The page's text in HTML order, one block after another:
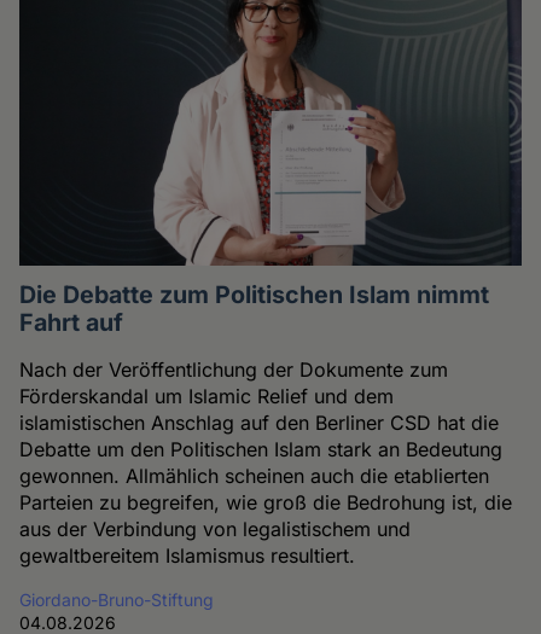
Die Debatte zum Politischen Islam nimmt
Fahrt auf
Nach der Veröffentlichung der Dokumente zum
Förderskandal um Islamic Relief und dem
islamistischen Anschlag auf den Berliner CSD hat die
Debatte um den Politischen Islam stark an Bedeutung
gewonnen. Allmählich scheinen auch die etablierten
Parteien zu begreifen, wie groß die Bedrohung ist, die
aus der Verbindung von legalistischem und
gewaltbereitem Islamismus resultiert.
Giordano-Bruno-Stiftung
04.08.2026